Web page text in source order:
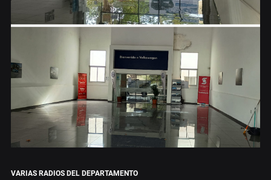
VARIAS RADIOS DEL DEPARTAMENTO